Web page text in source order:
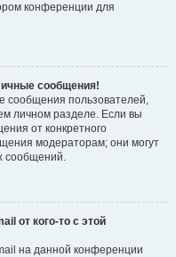
конференции для
сообщения!
сообщения пользователей,
личном разделе. Если вы
от конкретного
модераторам; они могут
сообщений.
от кого-то с этой
на данной конференции